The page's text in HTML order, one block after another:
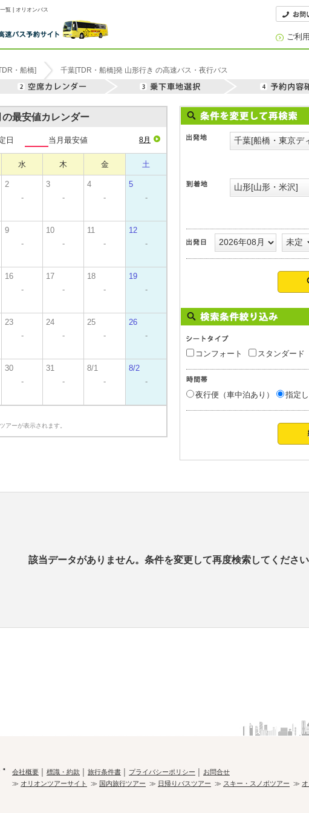
覧 | オリオンバス
ご利
・船橋] 千葉[TDR・船橋]発 山形行き の高速バス・夜行バス
最安値カレンダー
8月
日 当月最安値
水 木 金 土
2
-
3
-
4
-
5
-
9
-
10
-
11
-
12
-
16
-
17
-
18
-
19
-
23
-
24
-
25
-
26
-
30
-
31
-
8/1
-
8/2
-
アーが表示されます。
コンフォート スタンダード
夜行便（車中泊あり） 指定
該当データがありません。条件を変更して再度検索してくださ
会社概要 標識・約款 旅行条件書 プライバシーポリシー
お問合せ
≫ オリオンツアーサイト ≫ 国内旅行ツアー ≫ 日帰りバスツアー ≫ スキー・スノボツアー ≫